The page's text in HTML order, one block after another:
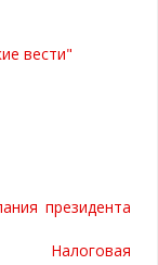
вести"
президента
Налоговая